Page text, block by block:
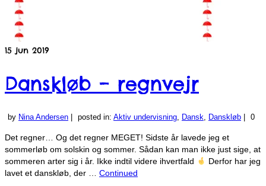
15 jun 2019
Danskløb – regnvejr
by Nina Andersen posted in: Aktiv undervisning, Dansk, Danskløb 0
Det regner… Og det regner MEGET! Sidste år lavede jeg et
sommerløb om solskin og sommer. Sådan kan man ikke just sige, at
sommeren arter sig i år. Ikke indtil videre ihvertfald
Derfor har jeg
lavet et danskløb, der … Continued